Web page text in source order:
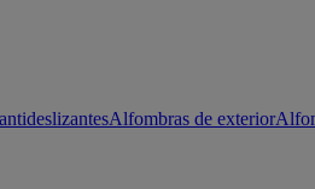
Alfombras de exterior